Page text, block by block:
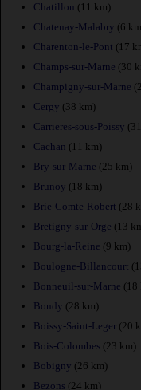
Chatillon (11 km)
Chatenay-Malabry (6
Charenton-le-Pont (17
Champs-sur-Marne (30
Champigny-sur-Marne
Cergy (38 km)
Carrieres-sous-Poissy
Cachan (11 km)
Bry-sur-Marne (25 km)
Brunoy (18 km)
Brie-Comte-Robert (28
Bretigny-sur-Orge (13
Bourg-la-Reine (9 km)
Boulogne-Billancourt
Bonneuil-sur-Marne (18
Bondy (28 km)
Boissy-Saint-Leger (20
Bois-Colombes (23 km)
Bobigny (26 km)
Bezons (24 km)